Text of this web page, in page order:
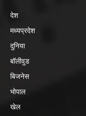
देश
मध्यप्रदेश
दुनिया
बॉलीवुड
बिजनेस
भोपाल
खेल